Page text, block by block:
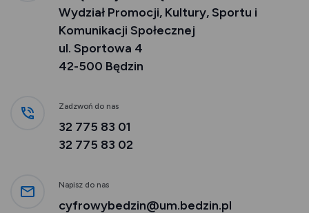
Wydział Promocji, Kultury, Sportu i
Komunikacji Społecznej
ul. Sportowa 4
42-500 Będzin
Zadzwoń do nas
32 775 83 01
32 775 83 02
Napisz do nas
cyfrowybedzin@um.bedzin.pl